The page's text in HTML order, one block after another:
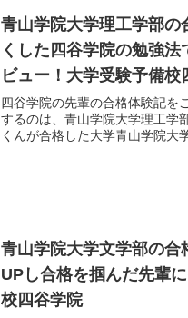
青山学院大学理工学部の
くした四谷学院の勉強
ビュー！大学受験予備校
四谷学院の先輩の合格体験記を
するのは、青山学院大学理工学
くんが合格した大学青山学院大
青山学院大学文学部の合
UPし合格を掴んだ先輩
校四谷学院